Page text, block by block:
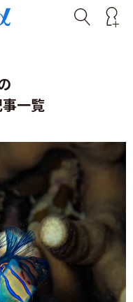
一覧